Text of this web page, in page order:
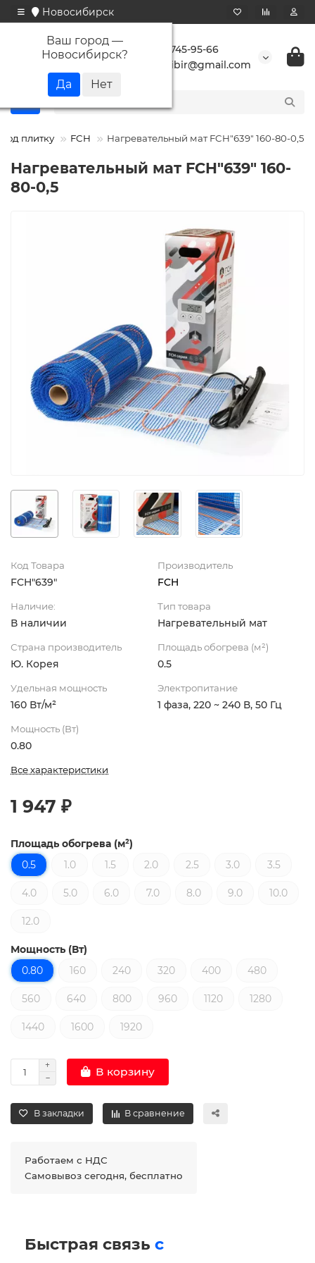
Новосибирск
Ваш город —
Новосибирск?
+7 923 745-95-66
buransibir@gmail.com
плитку FCH Нагревательный мат FCH"639" 160-80-0,5
Нагревательный мат FCH"639" 160-
80-0,5
Код Товара
FCH"639"
Производитель
FCH
Наличие:
В наличии
Тип товара
Нагревательный мат
Страна производитель
Ю. Корея
Площадь обогрева (м²)
0.5
Удельная мощность
160 Вт/м²
Электропитание
1 фаза, 220 ~ 240 В, 50 Гц
Мощность (Вт)
0.80
Все характеристики
1 947 ₽
Площадь обогрева (м²)
0.5
1.0 1.5 2.0 2.5 3.0 3.5
4.0 5.0 6.0 7.0 8.0 9.0 10.0
12.0
Мощность (Вт)
0.80
160 240 320 400 480
560 640 800 960 1120 1280
1440 1600 1920
В корзину
В закладки В сравнение
Работаем с НДС
Самовывоз сегодня, бесплатно
Быстрая связь с